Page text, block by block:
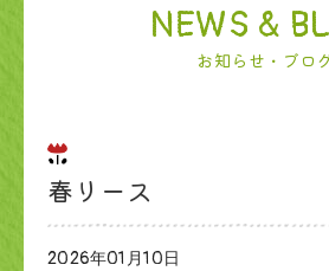
NEWS &
お知らせ・ブロ
春リース
2026年01月10日